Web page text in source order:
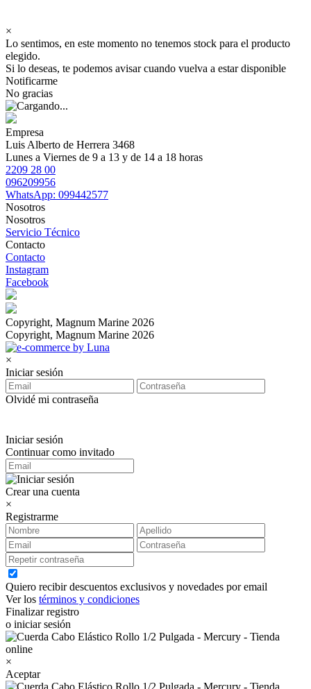
×
Lo sentimos, en este momento no tenemos stock para el producto
elegido.
Si lo deseas, te podemos avisar cuando vuelva a estar disponible
Notificarme
No gracias
Empresa
Luis Alberto de Herrera 3468
Lunes a Viernes de 9 a 13 y de 14 a 18 horas
2209 28 00
096209956
WhatsApp: 099442577
Nosotros
Nosotros
Servicio Técnico
Contacto
Contacto
Instagram
Facebook
Copyright, Magnum Marine 2026
Copyright, Magnum Marine 2026
×
Iniciar sesión
Olvidé mi contraseña
Iniciar sesión
Continuar como invitado
Crear una cuenta
×
Registrarme
Quiero recibir descuentos exclusivos y novedades por email
Ver los términos y condiciones
Finalizar registro
o iniciar sesión
×
Aceptar